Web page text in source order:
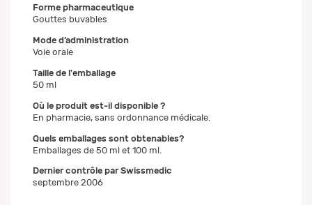
Forme pharmaceutique
Gouttes buvables
Mode d’administration
Voie orale
Taille de l'emballage
50 ml
Où le produit est-il disponible ?
En pharmacie, sans ordonnance médicale.
Quels emballages sont obtenables?
Emballages de 50 ml et 100 ml.
Dernier contrôle par Swissmedic
septembre 2006